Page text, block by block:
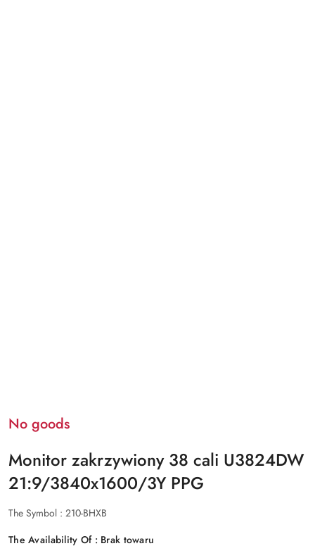
No goods
Monitor zakrzywiony 38 cali U3824DW
21:9/3840x1600/3Y PPG
The Symbol : 210-BHXB
The Availability Of : Brak towaru